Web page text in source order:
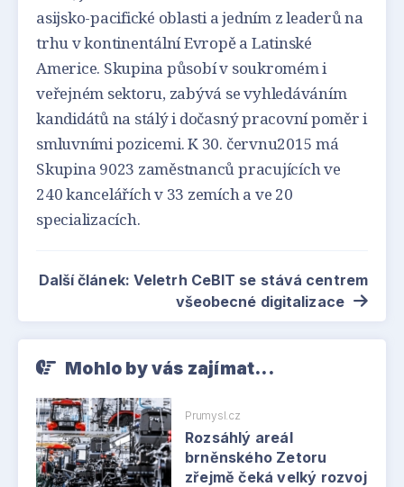
asijsko-pacifické oblasti a jedním z leaderů na
trhu v kontinentální Evropě a Latinské
Americe. Skupina působí v soukromém i
veřejném sektoru, zabývá se vyhledáváním
kandidátů na stálý i dočasný pracovní poměr i
smluvními pozicemi. K 30. červnu2015 má
Skupina 9023 zaměstnanců pracujících ve
240 kancelářích v 33 zemích a ve 20
specializacích.
Další článek: Veletrh CeBIT se stává centrem
všeobecné digitalizace
Mohlo by vás zajímat...
Prumysl.cz
Rozsáhlý areál
brněnského Zetoru
zřejmě čeká velký rozvoj